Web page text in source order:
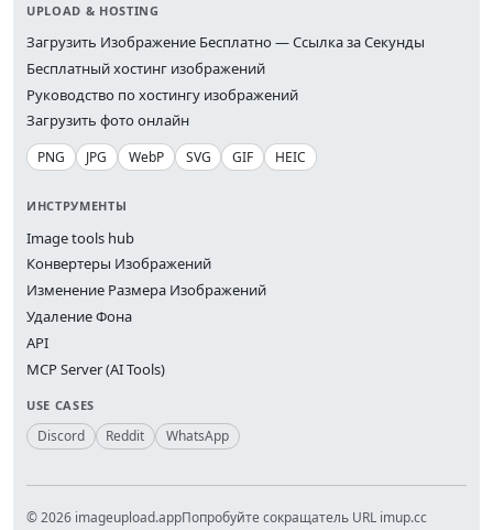
UPLOAD & HOSTING
Загрузить Изображение Бесплатно — Ссылка за Секунды
Бесплатный хостинг изображений
Руководство по хостингу изображений
Загрузить фото онлайн
PNG JPG WebP SVG GIF HEIC
ИНСТРУМЕНТЫ
Image tools hub
Конвертеры Изображений
Изменение Размера Изображений
Удаление Фона
API
MCP Server (AI Tools)
USE CASES
Discord Reddit WhatsApp
© 2026 imageupload.appПопробуйте сокращатель URL imup.cc